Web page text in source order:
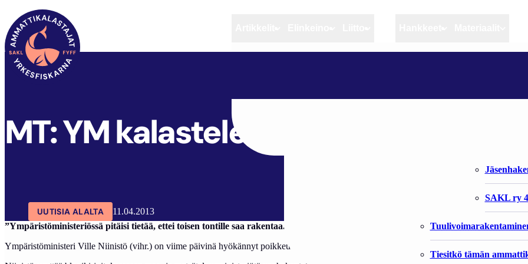
Artikkelit Elinkeino
Rannikko ja
Elinkeinokalatalouden
Kalat ja kalatalous
Vahinkoeläimet
Tiesitkö tämän
Liitto
Liiton
SAKL ry
SAKL ARTIKKELIT
MT: YM kalastelee vierailla apajilla
UUTISIA ALALTA
11.04.2013
”Ympäristöministeriössä pitäisi tietää, ettei toisen tontille saa rakentaa.”
Ympäristöministeri Ville Niinistö (vihr.) on viime päivinä hyökännyt poikkeuksellisen ankarasti maa- ja metsätalousministeri Jari Koskisen